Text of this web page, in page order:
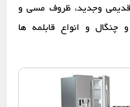
قدیمی وجدید، ظروف مسی و
و انواع قابلمه ها